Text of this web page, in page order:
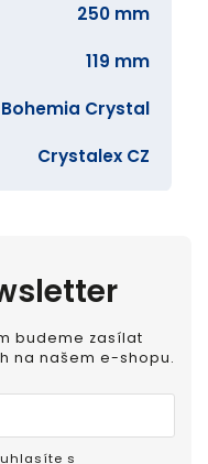
250 mm
119 mm
Bohemia Crystal
Crystalex CZ
budeme zasílat
na našem e-shopu.